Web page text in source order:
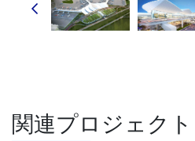
関連プロジェクト